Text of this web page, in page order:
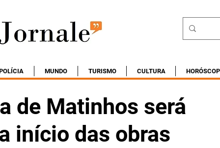
MUNDO TURISMO CULTURA
de Matinhos será
início das obras